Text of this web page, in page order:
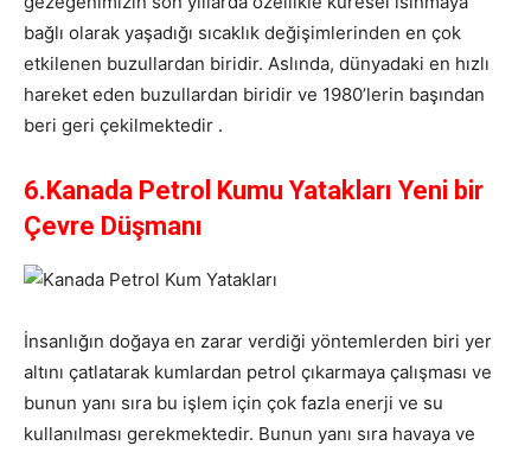
bağlı olarak yaşadığı sıcaklık değişimlerinden en çok
etkilenen buzullardan biridir. Aslında, dünyadaki en hızlı
hareket eden buzullardan biridir ve 1980’lerin başından
beri geri çekilmektedir .
6.Kanada Petrol Kumu Yatakları Yeni bir
Çevre Düşmanı
İnsanlığın doğaya en zarar verdiği yöntemlerden biri yer
altını çatlatarak kumlardan petrol çıkarmaya çalışması ve
bunun yanı sıra bu işlem için çok fazla enerji ve su
kullanılması gerekmektedir. Bunun yanı sıra havaya ve